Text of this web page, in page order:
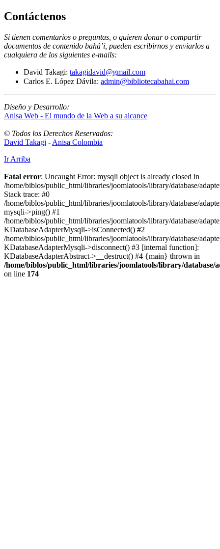
Contáctenos
Si tienen comentarios o preguntas, o quieren donar o compartir
documentos de contenido bahá’í, pueden escribirnos y enviarlos a
cualquiera de los siguientes e-mails:
David Takagi: takagidavid@gmail.com
Carlos E. López Dávila: admin@bibliotecabahai.com
Diseño y Desarrollo:
Anisa Web - El mundo de la Web a su alcance
© Todos los Derechos Reservados:
David Takagi - Anisa Colombia
Ir Arriba
Fatal error: Uncaught Error: mysqli object is already closed in
/home/biblos/public_html/libraries/joomlatools/library/database/
Stack trace: #0
/home/biblos/public_html/libraries/joomlatools/library/database/
mysqli->ping() #1
/home/biblos/public_html/libraries/joomlatools/library/database/
KDatabaseAdapterMysqli->isConnected() #2
/home/biblos/public_html/libraries/joomlatools/library/database/
KDatabaseAdapterMysqli->disconnect() #3 [internal function]:
KDatabaseAdapterAbstract->__destruct() #4 {main} thrown in
/home/biblos/public_html/libraries/joomlatools/library/database/
on line 174